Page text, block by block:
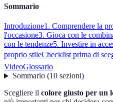
Sommario
Introduzione1. Comprendere la
l'occasione3. Gioca con le
con le tendenze5. Investire in
proprio stileChecklist prima di
VideoGlossario
Sommario(10 sezioni)
Scegliere il colore giusto per un